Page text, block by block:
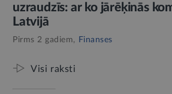
uzraudzīs: ar ko jārēķinās
Latvijā
Pirms 2 gadiem, Finanses
Visi raksti